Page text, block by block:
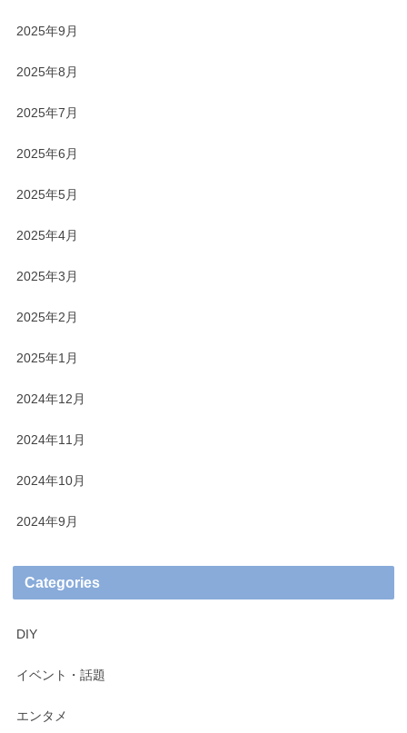
2025年9月
2025年8月
2025年7月
2025年6月
2025年5月
2025年4月
2025年3月
2025年2月
2025年1月
2024年12月
2024年11月
2024年10月
2024年9月
Categories
DIY
イベント・話題
エンタメ